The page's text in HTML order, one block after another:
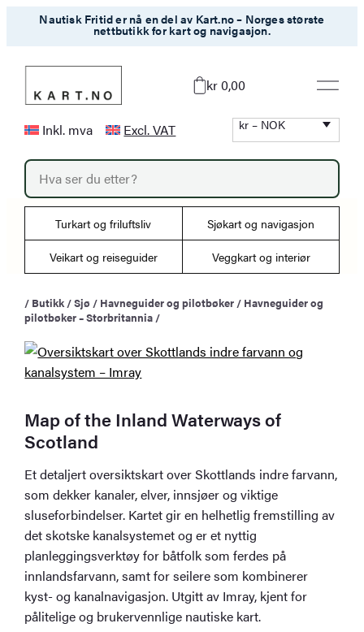
Nautisk Fritid er nå en del av Kart.no – Norges største
nettbutikk for kart og navigasjon.
kr 0,00
Inkl. mva Excl. VAT kr – NOK
P
o
d
t
r
c
Turkart og friluftsliv Sjøkart og navigasjon
Veikart og reiseguider Veggkart og interiør
/ Butikk /Sjø / Havneguider og pilotbøker / Havneguider og
pilotbøker – Storbritannia /
Map of the Inland Waterways of
Scotland
Et detaljert oversiktskart over Skottlands indre farvann,
som dekker kanaler, elver, innsjøer og viktige
sluseforbindelser. Kartet gir en helhetlig fremstilling av
det skotske kanalsystemet og er et nyttig
planleggingsverktøy for båtfolk som ferdes på
innlandsfarvann, samt for seilere som kombinerer
kyst- og kanalnavigasjon. Utgitt av Imray, kjent for
pålitelige og brukervennlige nautiske kart.